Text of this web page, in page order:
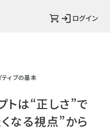
ログイン
ィブの基本
トは“正しさ”で
なる視点”から